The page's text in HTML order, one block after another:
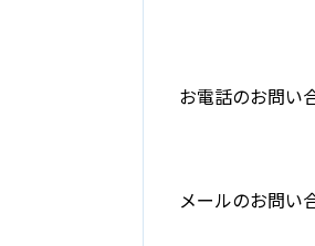
お電話のお問い
メールのお問い